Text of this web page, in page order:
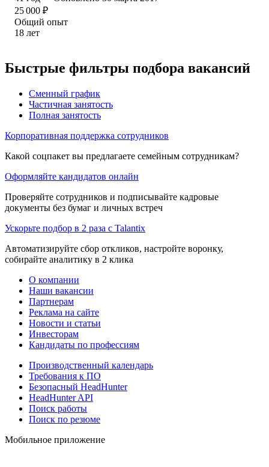
25 000 ₽
Общий опыт
18 лет
Быстрые фильтры подбора вакансий
Сменный график
Частичная занятость
Полная занятость
Корпоративная поддержка сотрудников
Какой соцпакет вы предлагаете семейным сотрудникам?
Оформляйте кандидатов онлайн
Проверяйте сотрудников и подписывайте кадровые
документы без бумаг и личных встреч
Ускорьте подбор в 2 раза с Talantix
Автоматизируйте сбор откликов, настройте воронку,
собирайте аналитику в 2 клика
О компании
Наши вакансии
Партнерам
Реклама на сайте
Новости и статьи
Инвесторам
Кандидаты по профессиям
Производственный календарь
Требования к ПО
Безопасный HeadHunter
HeadHunter API
Поиск работы
Поиск по резюме
Мобильное приложение